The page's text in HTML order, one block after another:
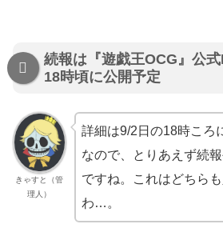
続報は『遊戯王OCG』公式
18時頃に公開予定
きゃすと（管
理人）
詳細は9/2日の18時ころ
なので、とりあえず続
ですね。これはどちら
わ…。